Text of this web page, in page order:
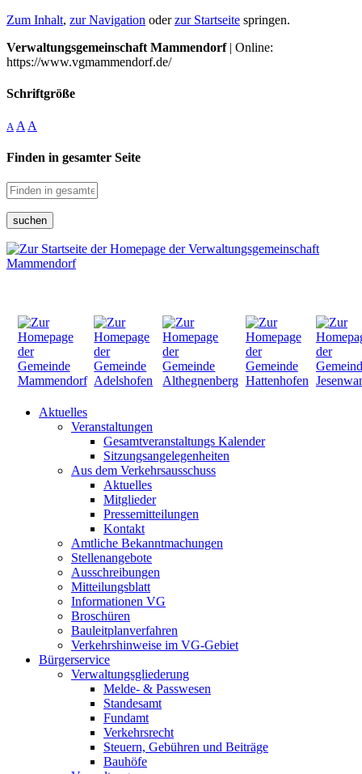
Zum Inhalt, zur Navigation oderzur Startseite springen.
Verwaltungsgemeinschaft Mammendorf| Online:
https://www.vgmammendorf.de/
Schriftgröße
A A A
Finden in gesamter Seite
suchen
Aktuelles
Veranstaltungen
Gesamtveranstaltungs Kalender
Sitzungsangelegenheiten
Aus dem Verkehrsausschuss
Aktuelles
Mitglieder
Pressemitteilungen
Kontakt
Amtliche Bekanntmachungen
Stellenangebote
Ausschreibungen
Mitteilungsblatt
Informationen VG
Broschüren
Bauleitplanverfahren
Verkehrshinweise im VG-Gebiet
Bürgerservice
Verwaltungsgliederung
Melde- & Passwesen
Standesamt
Fundamt
Verkehrsrecht
Steuern, Gebühren und Beiträge
Bauhöfe